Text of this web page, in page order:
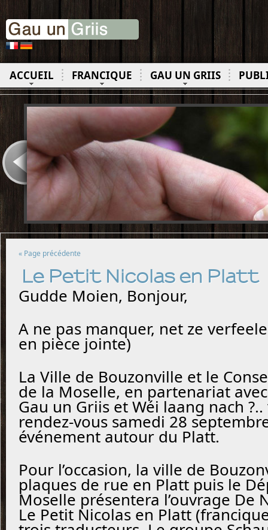
ACCUEIL FRANCIQUE GAU UN GRIIS
« Page précédente
Le Petit Nicolas en Platt
Gudde Moien, Bonjour,
A ne pas manquer, net ze
en pièce jointe)
La Ville de Bouzonville et le
de la Moselle, en partenariat
Gau un Griis et Wéi laang nach
rendez-vous samedi 28
événement autour du Platt.
Pour l’occasion, la ville de
plaques de rue en Platt puis le
Moselle présentera l’ouvrage De
Le Petit Nicolas en Platt